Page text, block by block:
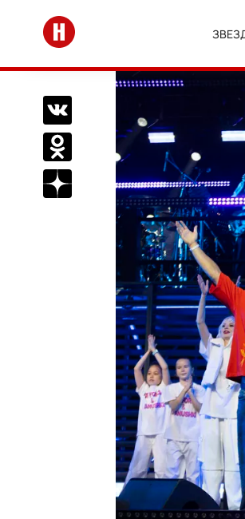
Перейти на главную
Поделиться Вконтакте
Поделиться в Одноклассниках
Подписаться на нас в Дзен